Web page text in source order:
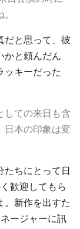
だと思って、彼
かと頼んだん
ッキーだった
ての来日も含
日本の印象は変
たちにとって日
歓迎してもら
。新作を出すた
ージャーに訊